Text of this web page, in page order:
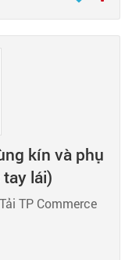
kín và phụ
lái)
TP Commerce